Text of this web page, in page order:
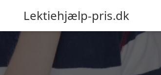
Lektiehjælp-pris.dk